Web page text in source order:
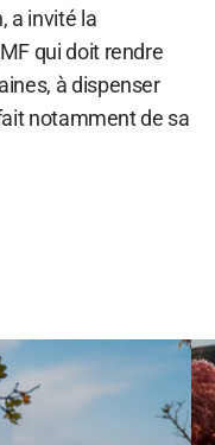
a invité la
qui doit rendre
à dispenser
notamment de sa